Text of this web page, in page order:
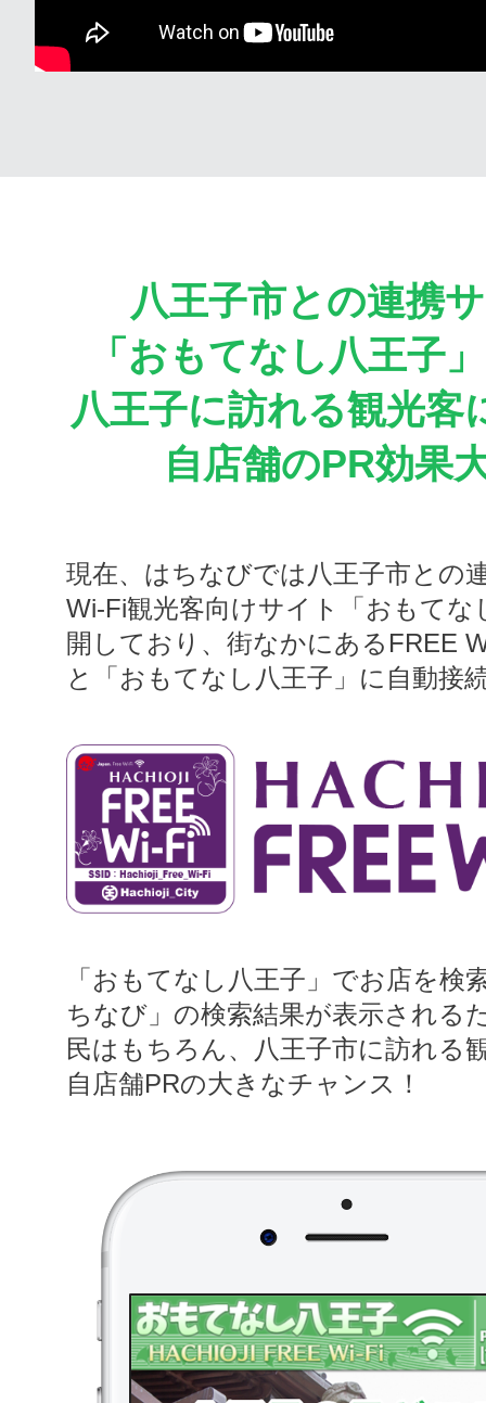
八王子市との連携
「おもてなし八王子
八王子に訪れる観光客
自店舗のPR効果
現在、はちなびでは八王子市との
Wi-Fi観光客向けサイト「おもてな
開しており、街なかにあるFREE
と「おもてなし八王子」に自動接
「おもてなし八王子」でお店を検
ちなび」の検索結果が表示される
民はもちろん、八王子市に訪れる
自店舗PRの大きなチャンス！